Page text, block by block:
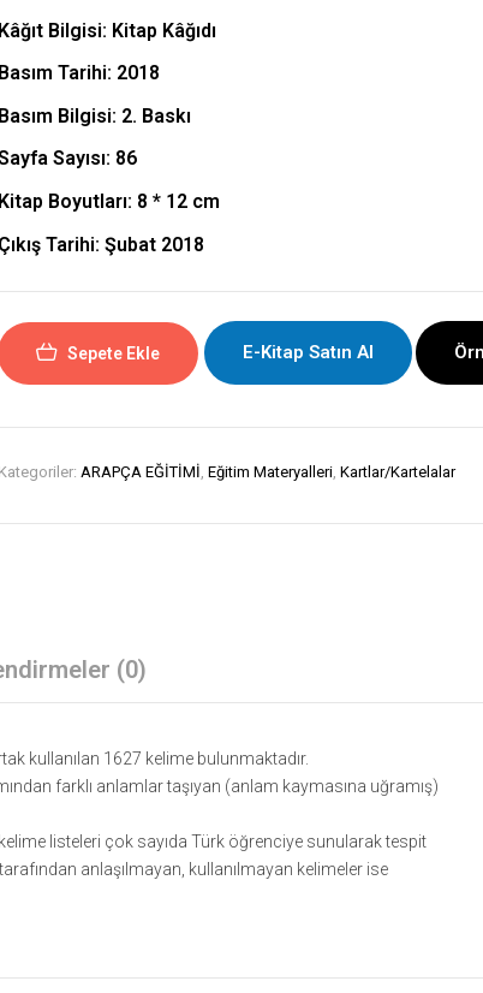
Kâğıt Bilgisi: Kitap Kâğıdı
Basım Tarihi: 2018
Basım Bilgisi: 2. Baskı
Sayısı: 86
Kitap Boyutları: 8 * 12 cm
Çıkış Tarihi: Şubat 2018
Sepete Ekle E-Kitap Satın Al
Kategoriler: ARAPÇA EĞİTİMİ Eğitim Materyalleri, Kartlar/Kartelalar
(0)
kullanılan 1627 kelime bulunmaktadır.
farklı anlamlar taşıyan (anlam kaymasına uğramış)
listeleri çok sayıda Türk öğrenciye sunularak tespit
anlaşılmayan, kullanılmayan kelimeler ise